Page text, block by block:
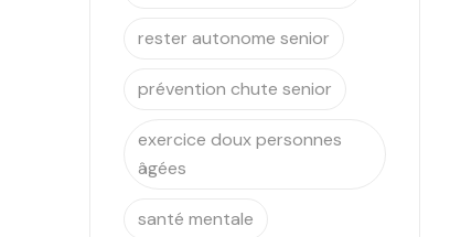
rester autonome senior
prévention chute senior
exercice doux personnes
âgées
santé mentale